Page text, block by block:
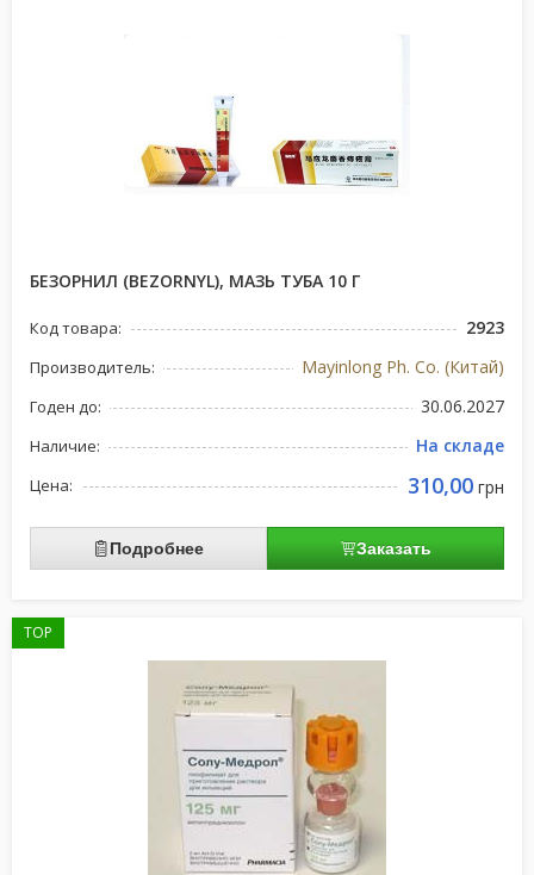
БЕЗОРНИЛ (BEZORNYL), МАЗЬ ТУБА 10 Г
Код товара: 2923
Производитель: Mayinlong Ph. Co. (Китай)
Годен до: 30.06.2027
Наличие: На складе
Цена: 310,00 грн
Подробнее Заказать
TOP